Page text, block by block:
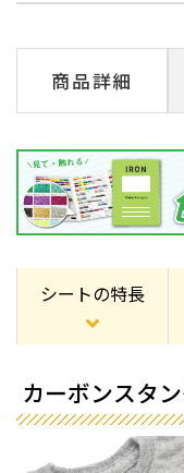
商品詳細
シートの特長
カーボンスタ